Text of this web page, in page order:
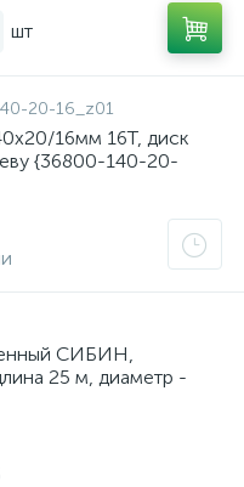
шт
20-16_z01
16мм 16Т, диск
{36800-140-20-
СИБИН,
25 м, диаметр -